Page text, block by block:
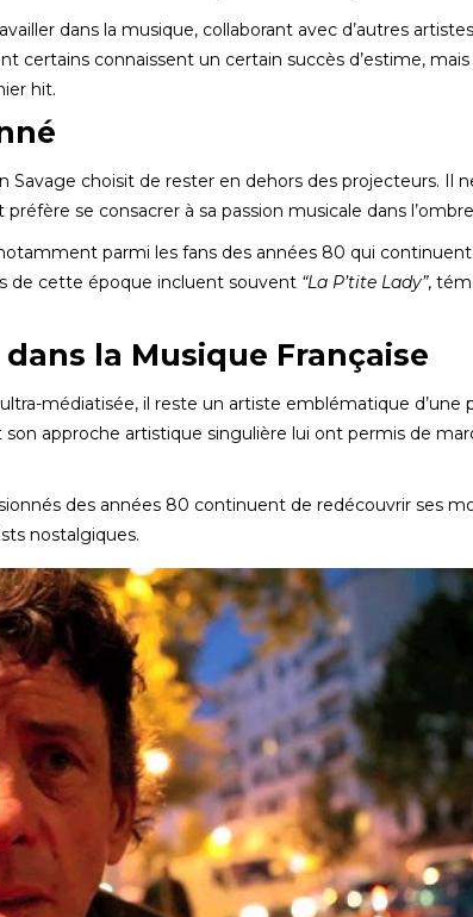
dans la musique, collaborant avec d’autres
certains connaissent un certain succès d’estime, mais
hit.
Savage choisit de rester en dehors des projecteurs. Il
se consacrer à sa passion musicale dans
parmi les fans des années 80 qui
de cette époque incluent souvent “La P’tite Lady”,
la Musique Française
médiatisée, il reste un artiste emblématique d’une
approche artistique singulière lui ont permis de
des années 80 continuent de redécouvrir ses
nostalgiques.